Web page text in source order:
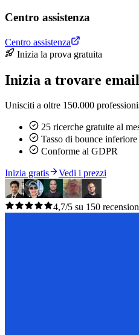
Centro assistenza
Centro assistenza
Inizia la prova gratuita
Inizia a trovare
Unisciti a oltre 150.000
25 ricerche gratuite al
Tasso di bounce
Conforme al GDPR
Inizia gratis Vedi i prezzi
4,7/5 su 150